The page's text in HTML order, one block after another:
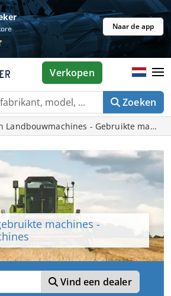
Naar de app
Zoeken
Verkopen
Landbouwmachines - Gebruikte
machines -
Vind een dealer